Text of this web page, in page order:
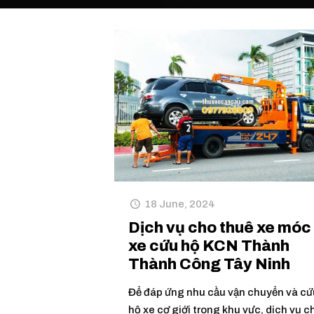
18 June, 2024
Dịch vụ cho thuê xe móc
xe cứu hộ KCN Thành
Thành Công Tây Ninh
Để đáp ứng nhu cầu vận chuyển và
hộ xe cơ giới trong khu vực, dịch vụ